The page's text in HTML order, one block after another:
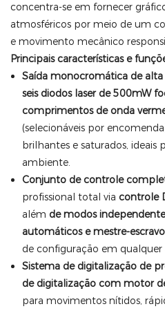
concentra-se em fornecer
atmosféricos por meio de um
e movimento mecânico
Principais características e
Saída monocromática de alta
seis diodos laser de 500mW
comprimentos de onda
(selecionáveis ​​por
brilhantes e saturados, ideais
ambiente.
Conjunto de controle
profissional total via controle
além de modos
automáticos e mestre-escravo
de configuração em qualquer
Sistema de digitalização de
de digitalização com motor
para movimentos nítidos,